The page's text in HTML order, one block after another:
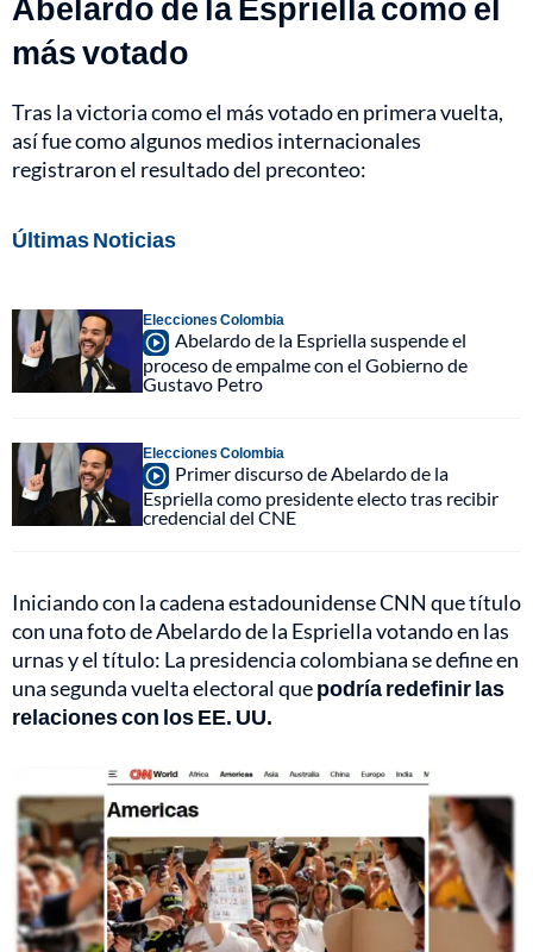
más votado
Tras la victoria como el más votado en primera vuelta,
así fue como algunos medios internacionales
registraron el resultado del preconteo:
Últimas Noticias
Elecciones Colombia
Abelardo de la Espriella suspende el
proceso de empalme con el Gobierno de
Gustavo Petro
Elecciones Colombia
Primer discurso de Abelardo de la
Espriella como presidente electo tras recibir
credencial del CNE
Iniciando con la cadena estadounidense CNN que título
con una foto de Abelardo de la Espriella votando en las
urnas y el título: La presidencia colombiana se define en
una segunda vuelta electoral quepodría redefinir las
relaciones con los EE. UU.